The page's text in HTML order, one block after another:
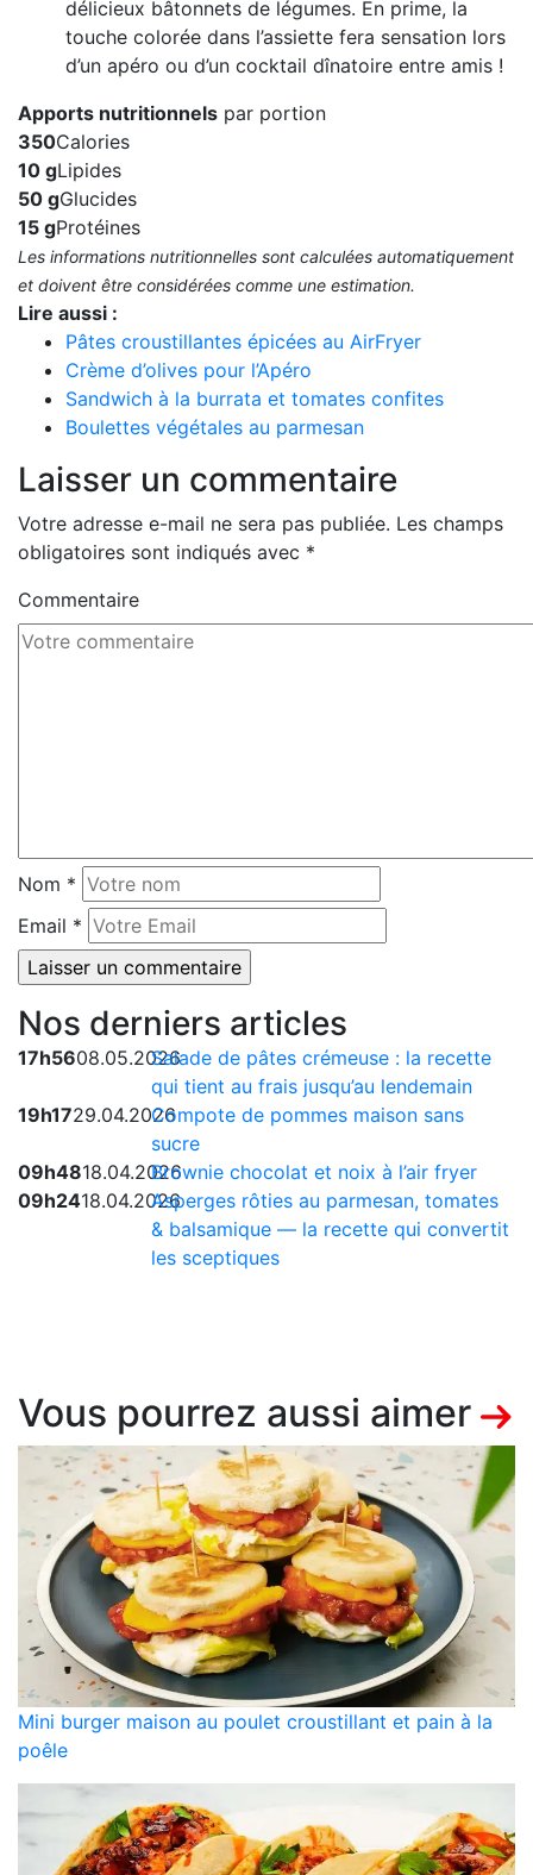
délicieux bâtonnets de légumes. En prime, la
touche colorée dans l’assiette fera sensation lors
d’un apéro ou d’un cocktail dînatoire entre amis !
Apports nutritionnels par portion
350Calories
10 gLipides
50 gGlucides
15 gProtéines
Les informations nutritionnelles sont calculées automatiquement
et doivent être considérées comme une estimation.
Lire aussi :
Pâtes croustillantes épicées au AirFryer
Crème d’olives pour l’Apéro
Sandwich à la burrata et tomates confites
Boulettes végétales au parmesan
Laisser un commentaire
Votre adresse e-mail ne sera pas publiée. Les champs
obligatoires sont indiqués avec *
Commentaire
Nom *
Email *
Nos derniers articles
17h5608.05.2026Salade de pâtes crémeuse : la recette
qui tient au frais jusqu’au lendemain
19h1729.04.2026Compote de pommes maison sans
sucre
09h4818.04.2026Brownie chocolat et noix à l’air fryer
09h2418.04.2026Asperges rôties au parmesan, tomates
& balsamique — la recette qui convertit
les sceptiques
Vous pourrez aussi aimer
Mini burger maison au poulet croustillant et pain à la
poêle